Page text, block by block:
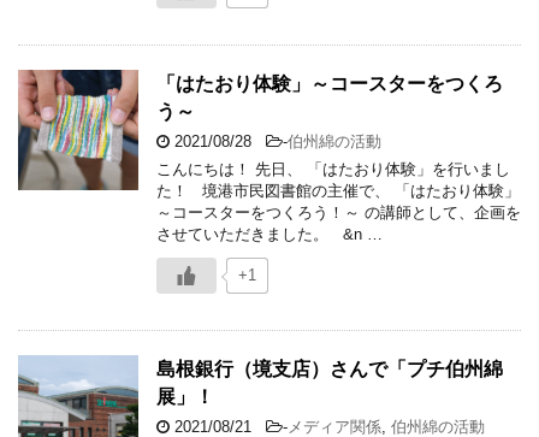
「はたおり体験」～コースターをつくろ
う～
2021/08/28 -伯州綿の活動
こんにちは！ 先日、 「はたおり体験」を行いまし
た！ 境港市民図書館の主催で、 「はたおり体験」
～コースターをつくろう！～ の講師として、企画を
させていただきました。 &n …
+1
島根銀行（境支店）さんで「プチ伯州綿
展」！
2021/08/21 - メディア関係 伯州綿の活動